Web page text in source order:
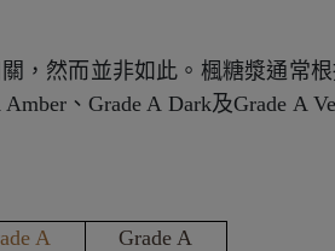
，然而並非如此。楓糖漿通常
Amber、Grade A Dark及Grade A
A
Grade A